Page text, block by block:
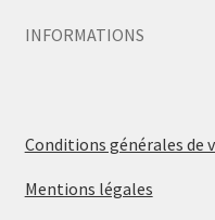
INFORMATIONS
Conditions générales de
Mentions légales